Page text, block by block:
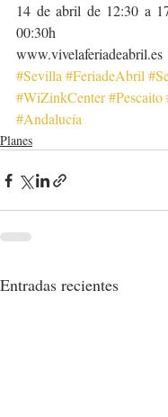
14 de abril de 12:30 a
00:30h
www.vivelaferiadeabril.es
#Sevilla #FeriadeAbril
#WiZinkCenter#Pescaito
#Andalucía
Planes
Entradas recientes